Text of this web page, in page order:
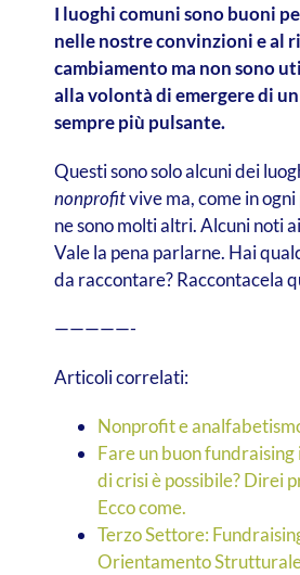
I luoghi comuni sono buoni
nelle nostre convinzioni e al
cambiamento ma non sono
alla volontà di emergere di
sempre più pulsante.
Questi sono solo alcuni dei
nonprofitvive ma, come in
ne sono molti altri. Alcuni noti
Vale la pena parlarne. Hai
da raccontare? Raccontacela
—————-
Articoli correlati:
Nonprofit e
Fare un buon fundraising
di crisi è possibile? Direi
Ecco come.
Terzo Settore:
Orientamento